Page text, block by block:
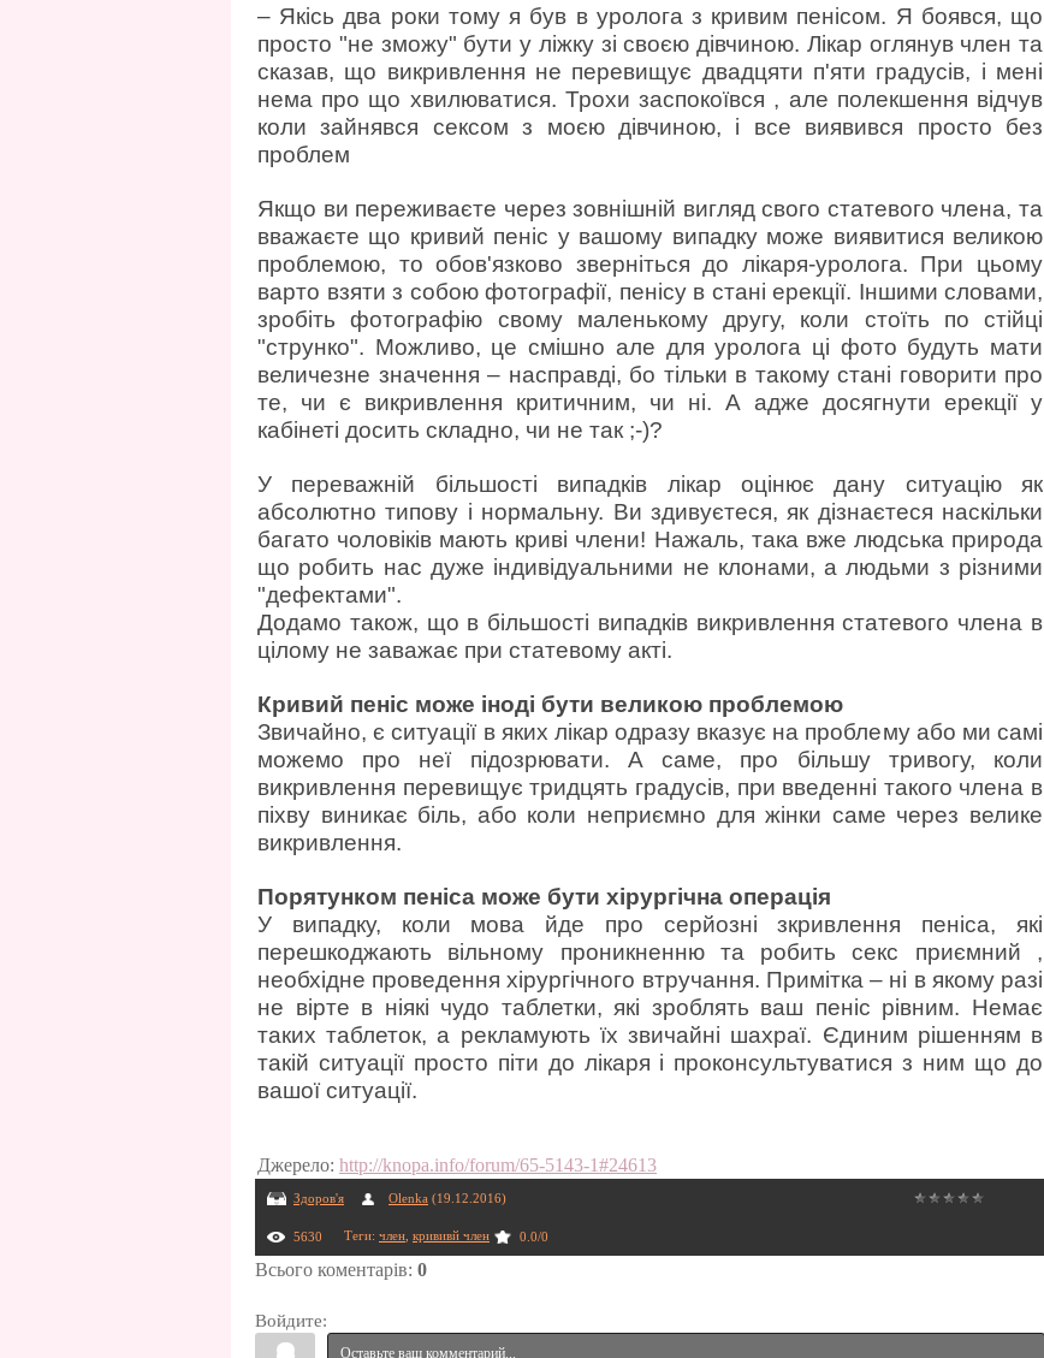
– Якісь два роки тому я був в уролога з кривим пенісом. Я боявся, що
просто "не зможу" бути у ліжку зі своєю дівчиною. Лікар оглянув член та
сказав, що викривлення не перевищує двадцяти п'яти градусів, і мені
нема про що хвилюватися. Трохи заспокоївся , але полекшення відчув
коли зайнявся сексом з моєю дівчиною, і все виявився просто без
проблем
Якщо ви переживаєте через зовнішній вигляд свого статевого члена, та
вважаєте що кривий пеніс у вашому випадку може виявитися великою
проблемою, то обов'язково зверніться до лікаря-уролога. При цьому
варто взяти з собою фотографії, пенісу в стані ерекції. Іншими словами,
зробіть фотографію свому маленькому другу, коли стоїть по стійці
"струнко". Можливо, це смішно але для уролога ці фото будуть мати
величезне значення – насправді, бо тільки в такому стані говорити про
те, чи є викривлення критичним, чи ні. А адже досягнути ерекції у
кабінеті досить складно, чи не так ;-)?
У переважній більшості випадків лікар оцінює дану ситуацію як
абсолютно типову і нормальну. Ви здивуєтеся, як дізнаєтеся наскільки
багато чоловіків мають криві члени! Нажаль, така вже людська природа
що робить нас дуже індивідуальними не клонами, а людьми з різними
"дефектами".
Додамо також, що в більшості випадків викривлення статевого члена в
цілому не заважає при статевому акті.
Кривий пеніс може іноді бути великою проблемою
Звичайно, є ситуації в яких лікар одразу вказує на проблему або ми самі
можемо про неї підозрювати. А саме, про більшу тривогу, коли
викривлення перевищує тридцять градусів, при введенні такого члена в
піхву виникає біль, або коли неприємно для жінки саме через велике
викривлення.
Порятунком пеніса може бути хірургічна операція
У випадку, коли мова йде про серйозні зкривлення пеніса, які
перешкоджають вільному проникненню та робить секс приємний ,
необхідне проведення хірургічного втручання. Примітка – ні в якому разі
не вірте в ніякі чудо таблетки, які зроблять ваш пеніс рівним. Немає
таких таблеток, а рекламують їх звичайні шахраї. Єдиним рішенням в
такій ситуації просто піти до лікаря і проконсультуватися з ним що до
вашої ситуації.
Джерело: http://knopa.info/forum/65-5143-1#24613
Здоров'я Olenka (19.12.2016)
5630 Теги: член крививй член 0.0/0
Всього коментарів: 0
Войдите: